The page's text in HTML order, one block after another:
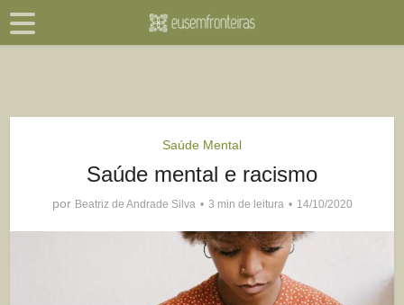
Saúde Mental
Saúde mental e racismo
por Beatriz de Andrade Silva 3 min de leitura 14/10/2020